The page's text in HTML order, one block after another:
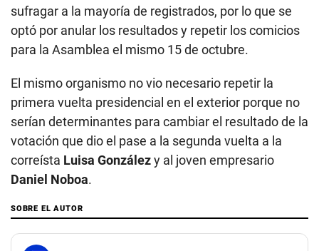
sufragar a la mayoría de registrados, por lo que se
optó por anular los resultados y repetir los comicios
para la Asamblea el mismo 15 de octubre.
El mismo organismo no vio necesario repetir la
primera vuelta presidencial en el exterior porque no
serían determinantes para cambiar el resultado de la
votación que dio el pase a la segunda vuelta a la
correísta Luisa Gonzálezy al joven empresario
Daniel Noboa.
SOBRE EL AUTOR